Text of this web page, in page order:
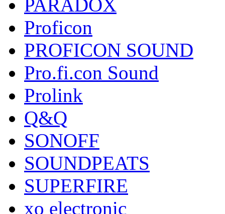
PARADOX
Proficon
PROFICON SOUND
Pro.fi.con Sound
Prolink
Q&Q
SONOFF
SOUNDPEATS
SUPERFIRE
xo electronic